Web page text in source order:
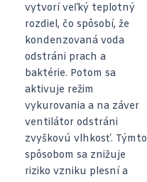
vytvorí veľký teplotný
rozdiel, čo spôsobí, že
kondenzovaná voda
odstráni prach a
baktérie. Potom sa
aktivuje režim
vykurovania a na záver
ventilátor odstráni
zvyškovú vlhkosť. Týmto
spôsobom sa znižuje
riziko vzniku plesní a